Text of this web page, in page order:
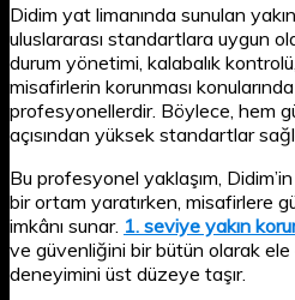
Didim yat limanında sunulan
uluslararası standartlara uygun
durum yönetimi, kalabalık
misafirlerin korunması
profesyonellerdir. Böylece, hem
açısından yüksek standartlar
Bu profesyonel yaklaşım,
bir ortam yaratırken, misafirlere
imkânı sunar. 1. seviye yakın
ve güvenliğini bir bütün olarak ele
deneyimini üst düzeye taşır.